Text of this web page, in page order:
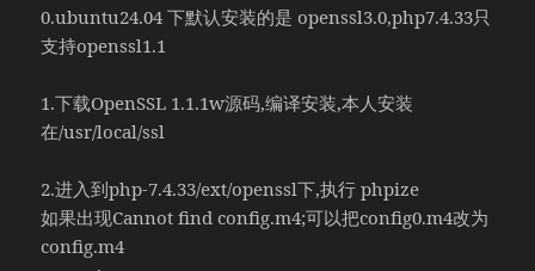
0.ubuntu24.04 下默认安装的是 openssl3.0,php7.4.33只
支持openssl1.1
1.下载OpenSSL 1.1.1w源码,编译安装,本人安装
在/usr/local/ssl
2.进入到php-7.4.33/ext/openssl下,执行 phpize
如果出现Cannot find config.m4;可以把config0.m4改为
config.m4